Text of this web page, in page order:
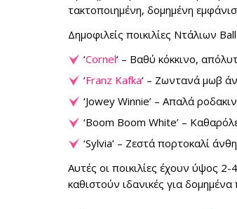
τακτοποιημένη, δομημένη
Δημοφιλείς ποικιλίες Ντάλιων
‘Cornel‘ – Βαθύ κόκκινο,
‘Franz Kafka‘ – Ζωντανά μωβ
‘Jowey Winnie’ – Απαλά
‘Boom Boom White’ –
‘Sylvia’ – Ζεστά πορτοκαλί
Αυτές οι ποικιλίες έχουν ύψος
καθιστούν ιδανικές για